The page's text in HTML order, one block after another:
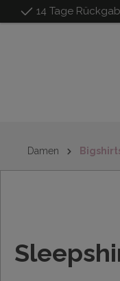
springen
14 Tage
Damen